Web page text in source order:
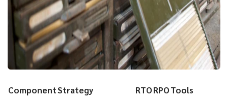
ComponentStrategy RTORPOTools